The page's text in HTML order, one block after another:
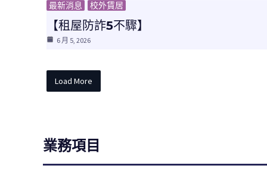
最新消息 校外賃居
【租屋防詐5不驟】
6 月 5, 2026
Load More
業務項目